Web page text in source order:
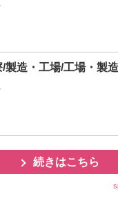
/製造・工場/工場・製造
続きはこちら